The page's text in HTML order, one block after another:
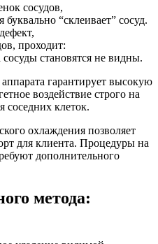
сосудов,
буквально “склеивает” сосуд.
проходит:
становятся не видны.
гарантирует высокую
воздействие строго на
соседних клеток.
охлаждения позволяет
для клиента. Процедуры на
дополнительного
метода: